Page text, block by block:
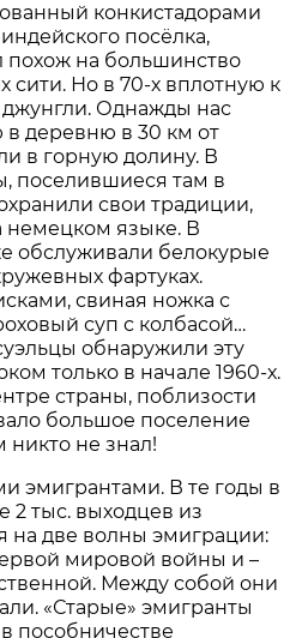
конкистадорами
посёлка,
похож на большинство
сити. Но в 70-х вплотную к
Однажды нас
в деревню в 30 км от
в горную долину. В
поселившиеся там в
свои традиции,
немецком языке. В
обслуживали белокурые
фартуках.
свиная ножка с
суп с колбасой…
обнаружили эту
только в начале 1960-х.
страны, поблизости
большое поселение
никто не знал!
эмигрантами. В те годы в
2 тыс. выходцев из
на две волны эмиграции:
мировой войны и –
Между собой они
«Старые» эмигранты
пособничестве